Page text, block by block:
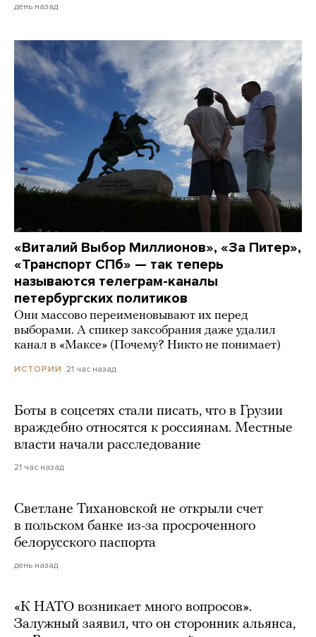
день назад
«Виталий Выбор Миллионов», «За Питер»,
«Транспорт СПб» — так теперь
называются телеграм-каналы
петербургских политиков
Они массово переименовывают их перед
выборами. А спикер заксобрания даже удалил
канал в «Максе» (Почему? Никто не понимает)
ИСТОРИИ 21 час назад
Боты в соцсетях стали писать, что в Грузии
враждебно относятся к россиянам. Местные
власти начали расследование
21 час назад
Светлане Тихановской не открыли счет
в польском банке из-за просроченного
белорусского паспорта
день назад
«К НАТО возникает много вопросов».
Залужный заявил, что он сторонник альянса,